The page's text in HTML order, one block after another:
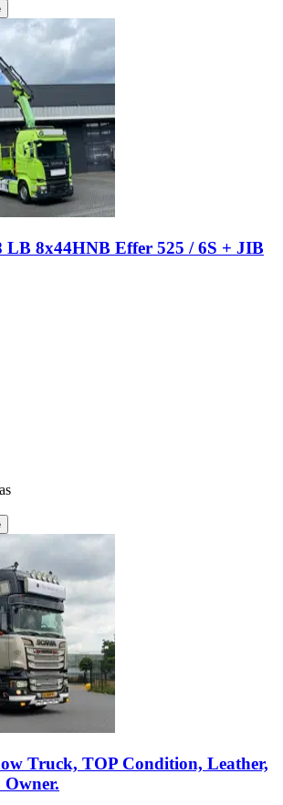
LB 8x44HNB Effer 525 / 6S + JIB
Truck, TOP Condition, Leather,